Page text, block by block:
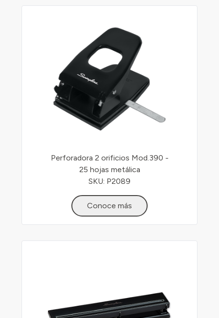
Perforadora 2 orificios Mod.390 -
25 hojas metálica
SKU: P2089
Conoce más